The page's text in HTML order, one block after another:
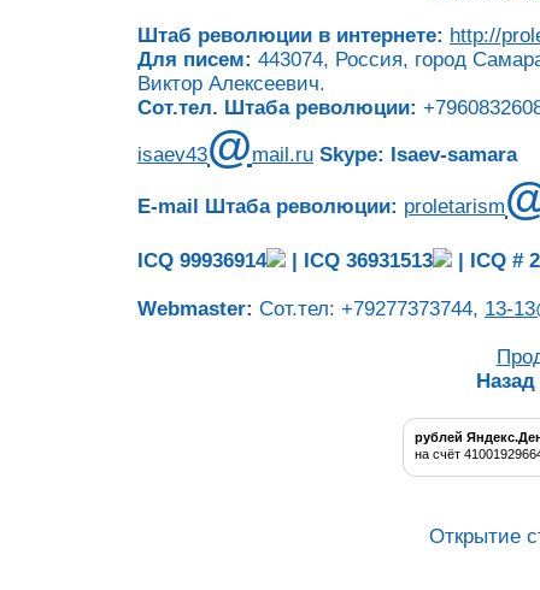
Штаб революции в интернете: http://
Для писем: 443074, Россия, город
Виктор Алексеевич.
Сот.тел. Штаба революции:
isaev43@mail.ru Skype: Isaev-samara
E-mail Штаба революции: proletarism
ICQ 99936914 | ICQ 36931513 | ICQ #
Webmaster: Сот.тел: +79277373744, 13-
Назад
рублей
на счёт
Открытие